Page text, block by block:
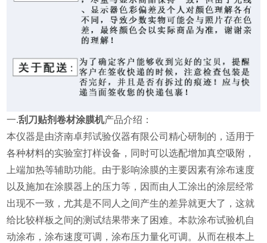
一.刮刀贴剂卷材涂膜机产品介绍：
本仪器是由济南卓邦试验仪器有限公司精心研制的，适用于
各种材料的实验室打样设备，同时可以选配增加真空吸附，
上端加热等辅助功能。 由于影响涂膜的主要因素有涂布速度
以及施加在涂膜器上的压力等，因而由人工涂出的涂层经常
出现不一致，尤其是不同人之间产生的差异就更大了，这就
给比较样板之间的测试结果带来了困难。本款涂布试验机自
动涂布，涂布速度可调，涂布压力量化可调。从而在根本上